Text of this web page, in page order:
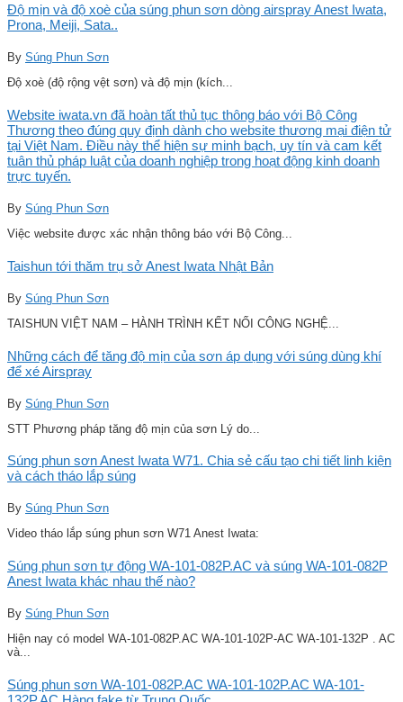
Độ mịn và độ xoè của súng phun sơn dòng airspray Anest Iwata,
Prona, Meiji, Sata..
By Súng Phun Sơn
Độ xoè (độ rộng vệt sơn) và độ mịn (kích...
Website iwata.vn đã hoàn tất thủ tục thông báo với Bộ Công
Thương theo đúng quy định dành cho website thương mại điện tử
tại Việt Nam. Điều này thể hiện sự minh bạch, uy tín và cam kết
tuân thủ pháp luật của doanh nghiệp trong hoạt động kinh doanh
trực tuyến.
By Súng Phun Sơn
Việc website được xác nhận thông báo với Bộ Công...
Taishun tới thăm trụ sở Anest Iwata Nhật Bản
By Súng Phun Sơn
TAISHUN VIỆT NAM – HÀNH TRÌNH KẾT NỐI CÔNG NGHỆ...
Những cách để tăng độ mịn của sơn áp dụng với súng dùng khí
để xé Airspray
By Súng Phun Sơn
STT Phương pháp tăng độ mịn của sơn Lý do...
Súng phun sơn Anest Iwata W71. Chia sẻ cấu tạo chi tiết linh kiện
và cách tháo lắp súng
By Súng Phun Sơn
Video tháo lắp súng phun sơn W71 Anest Iwata:
Súng phun sơn tự động WA-101-082P.AC và súng WA-101-082P
Anest Iwata khác nhau thế nào?
By Súng Phun Sơn
Hiện nay có model WA-101-082P.AC WA-101-102P-AC WA-101-132P . AC
và...
Súng phun sơn WA-101-082P.AC WA-101-102P.AC WA-101-